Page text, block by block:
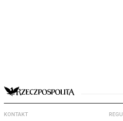
KONTAKT